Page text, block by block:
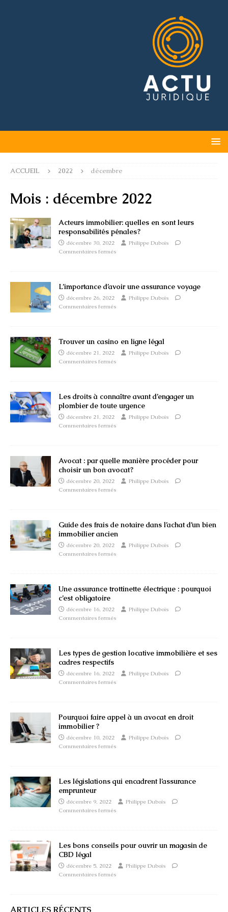
ACCUEIL 2022 décembre
Mois : décembre 2022
Acteurs immobilier: quelles en sont leurs
responsabilités pénales ?
décembre 30, 2022
Philippe Dubois
Commentaires fermés
L’importance d’avoir une assurance voyage
décembre 26, 2022
Philippe Dubois
Commentaires fermés
Trouver un casino en ligne légal
décembre 21, 2022
Philippe Dubois
Commentaires fermés
Les droits à connaître avant d’engager un
plombier de toute urgence
décembre 21, 2022
Philippe Dubois
Commentaires fermés
Avocat : par quelle manière procéder pour
choisir un bon avocat ?
décembre 20, 2022
Philippe Dubois
Commentaires fermés
Guide des frais de notaire dans l’achat d’un bien
immobilier ancien
décembre 20, 2022
Philippe Dubois
Commentaires fermés
Une assurance trottinette électrique : pourquoi
c’est obligatoire
décembre 16, 2022
Philippe Dubois
Commentaires fermés
Les types de gestion locative immobilière et ses
cadres respectifs
décembre 16, 2022
Philippe Dubois
Commentaires fermés
Pourquoi faire appel à un avocat en droit
immobilier ?
décembre 10, 2022
Philippe Dubois
Commentaires fermés
Les législations qui encadrent l’assurance
emprunteur
décembre 9, 2022
Philippe Dubois
Commentaires fermés
Les bons conseils pour ouvrir un magasin de
CBD légal
décembre 5, 2022
Philippe Dubois
Commentaires fermés
ARTICLES RÉCENTS